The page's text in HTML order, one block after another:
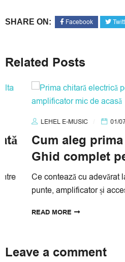
SHARE ON: Facebook
Related Posts
LEHEL E-MUSIC 01/07/2026
Cum aleg prima
Ghid complet
Ce contează cu adevărat la
punte, amplificator și accesoriile
READ MORE
Leave a comment